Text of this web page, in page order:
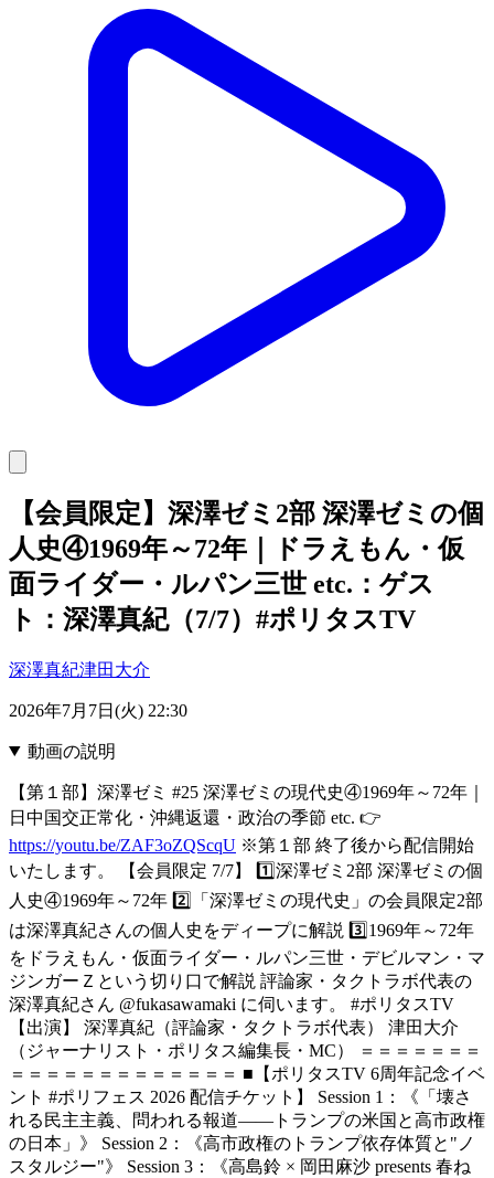
【会員限定】深澤ゼミ2部 深澤ゼミの個
人史④1969年～72年｜ドラえもん・仮
面ライダー・ルパン三世 etc.：ゲス
ト：深澤真紀（7/7）#ポリタスTV
深澤真紀津田大介
2026年7月7日(火) 22:30
動画の説明
【第１部】深澤ゼミ #25 深澤ゼミの現代史④1969年～72年｜
日中国交正常化・沖縄返還・政治の季節 etc. 👉
https://youtu.be/ZAF3oZQScqU ※第１部 終了後から配信開始
いたします。 【会員限定 7/7】 1️⃣深澤ゼミ2部 深澤ゼミの個
人史④1969年～72年 2️⃣「深澤ゼミの現代史」の会員限定2部
は深澤真紀さんの個人史をディープに解説 3️⃣1969年～72年
をドラえもん・仮面ライダー・ルパン三世・デビルマン・マ
ジンガーＺという切り口で解説 評論家・タクトラボ代表の
深澤真紀さん @fukasawamaki に伺います。 #ポリタスTV
【出演】 深澤真紀（評論家・タクトラボ代表） 津田大介
（ジャーナリスト・ポリタス編集長・MC） ＝＝＝＝＝＝＝
＝＝＝＝＝＝＝＝＝＝＝＝＝ ■【ポリタスTV 6周年記念イベ
ント #ポリフェス 2026 配信チケット】 Session 1：《「壊さ
れる民主主義、問われる報道――トランプの米国と高市政権
の日本」》 Session 2：《高市政権のトランプ依存体質と"ノ
スタルジー"》 Session 3：《高島鈴 × 岡田麻沙 presents 春ね